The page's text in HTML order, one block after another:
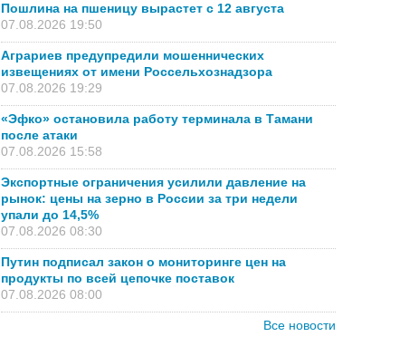
Пошлина на пшеницу вырастет с 12 августа
07.08.2026 19:50
Аграриев предупредили мошеннических
извещениях от имени Россельхознадзора
07.08.2026 19:29
«Эфко» остановила работу терминала в Тамани
после атаки
07.08.2026 15:58
Экспортные ограничения усилили давление на
рынок: цены на зерно в России за три недели
упали до 14,5%
07.08.2026 08:30
Путин подписал закон о мониторинге цен на
продукты по всей цепочке поставок
07.08.2026 08:00
Все новости